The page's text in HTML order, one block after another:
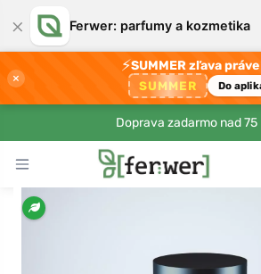
× Ferwer: parfumy a kozmetika
×
⚡SUMMER zľava
SUMMER Do
Doprava zadarmo nad 75